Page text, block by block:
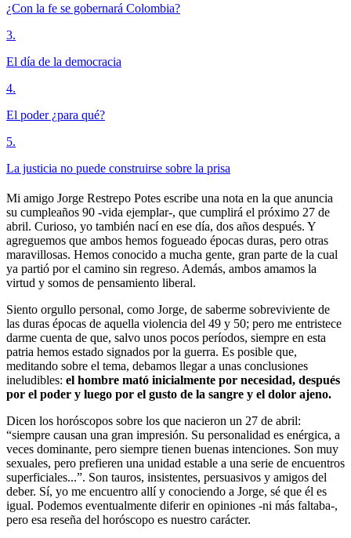
¿Con la fe se gobernará Colombia?
3.
El día de la democracia
4.
El poder ¿para qué?
5.
La justicia no puede construirse sobre la prisa
Mi amigo Jorge Restrepo Potes escribe una nota en la que anuncia
su cumpleaños 90 -vida ejemplar-, que cumplirá el próximo 27 de
abril. Curioso, yo también nací en ese día, dos años después. Y
agreguemos que ambos hemos fogueado épocas duras, pero otras
maravillosas. Hemos conocido a mucha gente, gran parte de la cual
ya partió por el camino sin regreso. Además, ambos amamos la
virtud y somos de pensamiento liberal.
Siento orgullo personal, como Jorge, de saberme sobreviviente de
las duras épocas de aquella violencia del 49 y 50; pero me entristece
darme cuenta de que, salvo unos pocos períodos, siempre en esta
patria hemos estado signados por la guerra. Es posible que,
meditando sobre el tema, debamos llegar a unas conclusiones
ineludibles: el hombre mató inicialmente por necesidad, después
por el poder y luego por el gusto de la sangre y el dolor ajeno.
Dicen los horóscopos sobre los que nacieron un 27 de abril:
“siempre causan una gran impresión. Su personalidad es enérgica, a
veces dominante, pero siempre tienen buenas intenciones. Son muy
sexuales, pero prefieren una unidad estable a una serie de encuentros
superficiales...”. Son tauros, insistentes, persuasivos y amigos del
deber. Sí, yo me encuentro allí y conociendo a Jorge, sé que él es
igual. Podemos eventualmente diferir en opiniones -ni más faltaba-,
pero esa reseña del horóscopo es nuestro carácter.